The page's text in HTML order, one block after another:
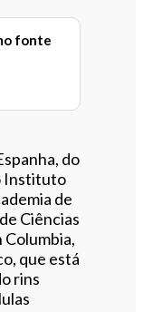
fonte
do
Instituto
de
Ciências
Columbia,
que está
rins